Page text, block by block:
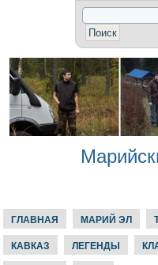
ГЛАВНАЯ МАРИЙ ЭЛ
КАВКАЗ ЛЕГЕНДЫ